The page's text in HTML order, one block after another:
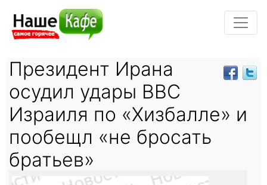
Президент Ирана
осудил удары ВВС
Израиля по «Хизбалле» и
пообещл «не бросать
братьев»